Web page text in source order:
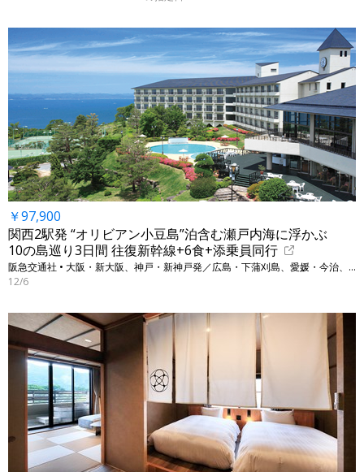
￥97,900
関西2駅発 “オリビアン小豆島”泊含む瀬戸内海に浮かぶ
10の島巡り3日間 往復新幹線+6食+添乗員同行
阪急交通社 • 大阪・新大阪、神戸・新神戸発／広島・下蒲刈島、愛媛・今治、香川・小豆島他
12/6
←